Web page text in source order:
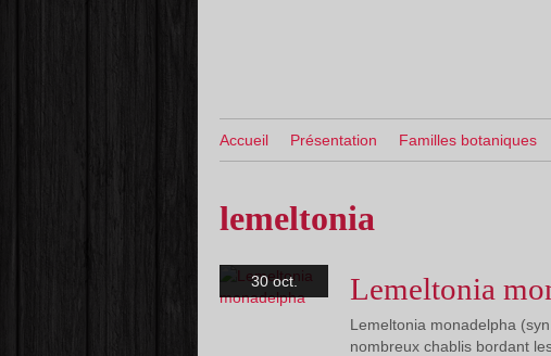
Accueil Présentation Familles botaniques
lemeltonia
30 oct. Lemeltonia
Lemeltonia monadelpha
nombreux chablis bordant